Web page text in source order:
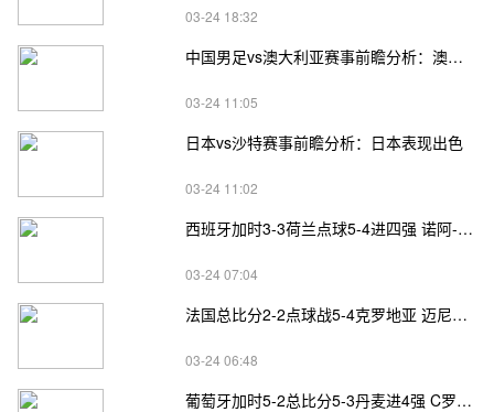
03-24 18:32
中国男足vs澳大利亚赛事前瞻分析：澳大利亚进攻不俗
03-24 11:05
日本vs沙特赛事前瞻分析：日本表现出色
03-24 11:02
西班牙加时3-3荷兰点球5-4进四强 诺阿-朗&马伦失点
03-24 07:04
法国总比分2-2点球战5-4克罗地亚 迈尼昂两扑点
03-24 06:48
葡萄牙加时5-2总比分5-3丹麦进4强 C罗失点+补射破门